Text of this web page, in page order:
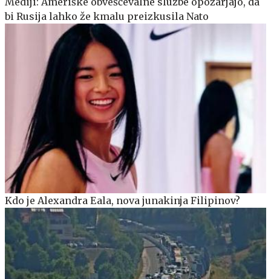
bi Rusija lahko že kmalu preizkusila Nato
Kdo je Alexandra Eala, nova junakinja Filipinov?